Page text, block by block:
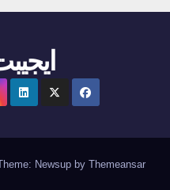
Newsupby Themeansar